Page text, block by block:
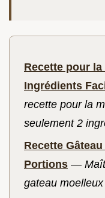
Recette pour
Ingrédients
recette pour la
seulement 2
Recette
Portions —
gateau